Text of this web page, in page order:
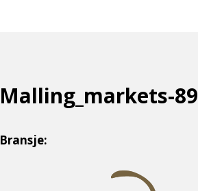
Malling_markets-89
Bransje: